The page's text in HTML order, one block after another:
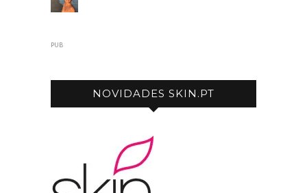
PUB
NOVIDADES SKIN.PT